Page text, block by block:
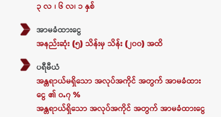
၃ လ ၊ ၆ လ၊ ၁ နှစ်
အာမခံထားငွေ
အနည်းဆုံး (၅) သိန်းမှ သိန်း (၂၀၀) အထိ
ပရီမီယံ
အန္တရာယ်မရှိသော အလုပ်အကိုင် အတွက် အာမခံထား
ငွေ ၏ ၀.၇ %
အန္တရာယ်ရှိသော အလုပ်အကိုင် အတွက် အာမခံထားငွေ